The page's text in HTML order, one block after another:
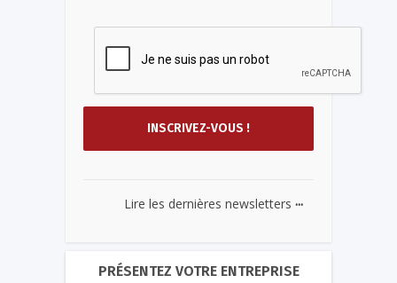
Lire les dernières newsletters ...
PRÉSENTEZ VOTRE ENTREPRISE